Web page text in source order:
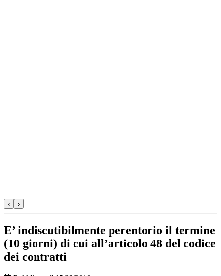
‹ ›
E’ indiscutibilmente perentorio il termine
(10 giorni) di cui all’articolo 48 del codice
dei contratti